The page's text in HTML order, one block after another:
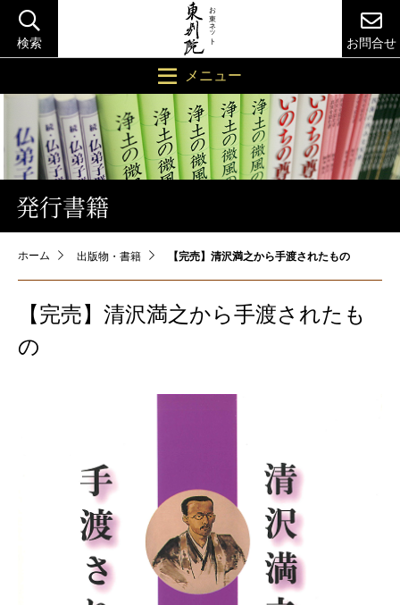
検索 お問合せ
メニュー
発行書籍
ホーム 出版物・書籍 【完売】清沢満之から手渡されたもの
【完売】清沢満之から手渡されたも
の